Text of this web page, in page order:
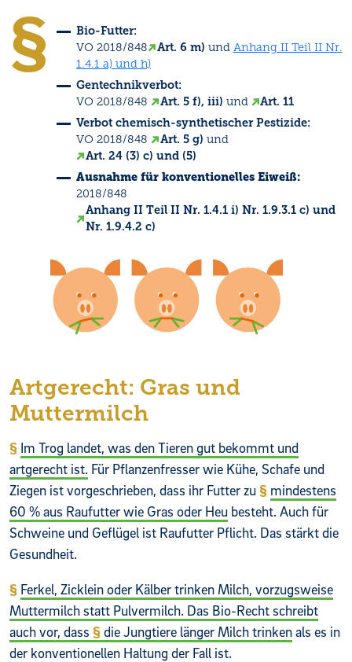
Bio-Futter:
VO 2018/848
Art. 6 m) und Anhang II Teil II Nr.
1.4.1 a) und h)
Gentechnikverbot:
VO 2018/848
Art. 5 f), iii) und
Art. 11
Verbot chemisch-synthetischer Pestizide:
VO 2018/848
Art. 5 g) und
Art. 24 (3) c) und (5)
Ausnahme für konventionelles Eiweiß:
2018/848
Anhang II Teil II Nr. 1.4.1 i) Nr. 1.9.3.1 c) und
Nr. 1.9.4.2 c)
Artgerecht: Gras und
Muttermilch
Im Trog landet, was den Tieren gut bekommt und
artgerecht ist. Für Pflanzenfresser wie Kühe, Schafe und
Ziegen ist vorgeschrieben, dass ihr Futter zu
mindestens
60 % aus Raufutter wie Gras oder Heu besteht. Auch für
Schweine und Geflügel ist Raufutter Pflicht. Das stärkt die
Gesundheit.
Ferkel, Zicklein oder Kälber trinken Milch, vorzugsweise
Muttermilch statt Pulvermilch. Das Bio-Recht schreibt
auch vor, dass
die Jungtiere länger Milch trinkenals es in
der konventionellen Haltung der Fall ist.